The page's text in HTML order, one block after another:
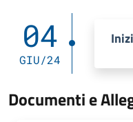
04
GIU/24
Documenti e